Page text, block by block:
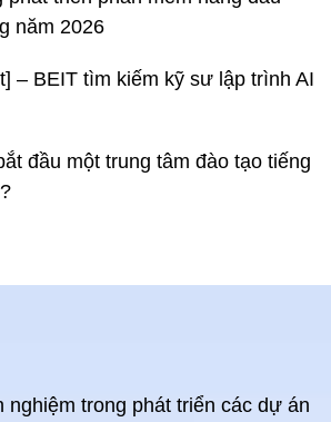
năm 2026
– BEIT tìm kiếm kỹ sư lập trình AI
đầu một trung tâm đào tạo tiếng
nghiệm trong phát triển các dự án